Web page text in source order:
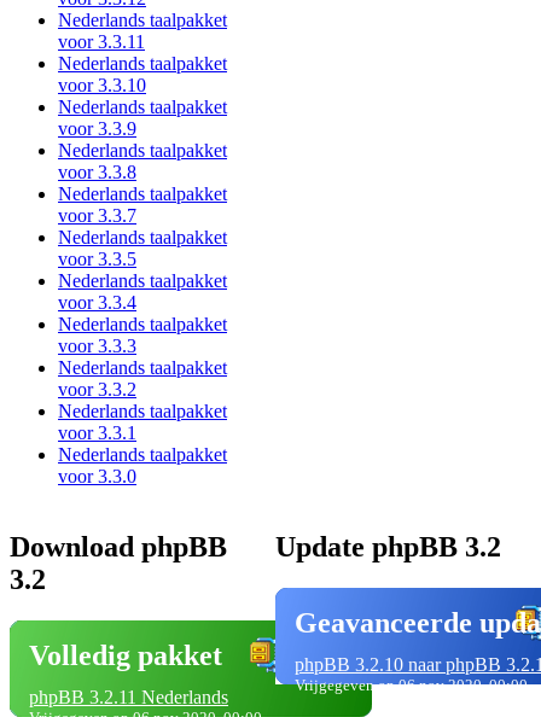
Nederlands taalpakket
voor 3.3.11
Nederlands taalpakket
voor 3.3.10
Nederlands taalpakket
voor 3.3.9
Nederlands taalpakket
voor 3.3.8
Nederlands taalpakket
voor 3.3.7
Nederlands taalpakket
voor 3.3.5
Nederlands taalpakket
voor 3.3.4
Nederlands taalpakket
voor 3.3.3
Nederlands taalpakket
voor 3.3.2
Nederlands taalpakket
voor 3.3.1
Nederlands taalpakket
voor 3.3.0
Download phpBB
3.2
Volledig pakket
phpBB 3.2.11 Nederlands
Update phpBB 3.2
Geavanceerde
phpBB 3.2.10 naar phpBB
Vrijgegeven op 06 nov 2020, 00:00